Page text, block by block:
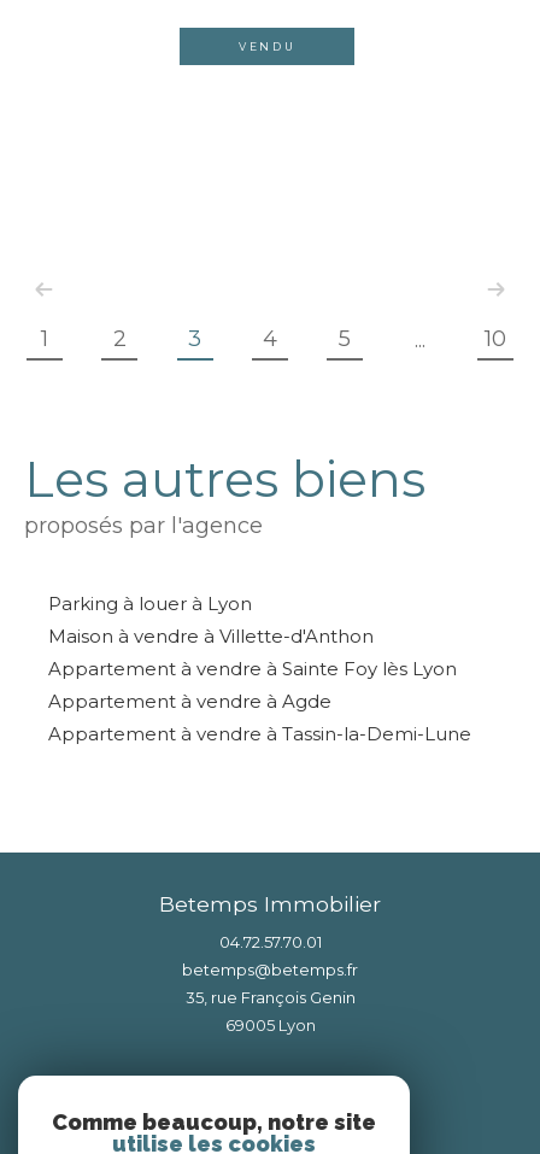
VENDU
1 2 3 4 5 ... 10
Les autres biens
proposés par l'agence
Parking à louer à Lyon
Maison à vendre à Villette-d'Anthon
Appartement à vendre à Sainte Foy lès Lyon
Appartement à vendre à Agde
Appartement à vendre à Tassin-la-Demi-Lune
Betemps Immobilier
04.72.57.70.01
betemps@betemps.fr
35, rue François Genin
69005
lyon
Nous suivre sur
Comme beaucoup, notre site
utilise les cookies